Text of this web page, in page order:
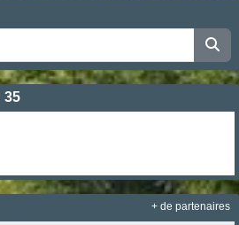
35
+ de partenaires